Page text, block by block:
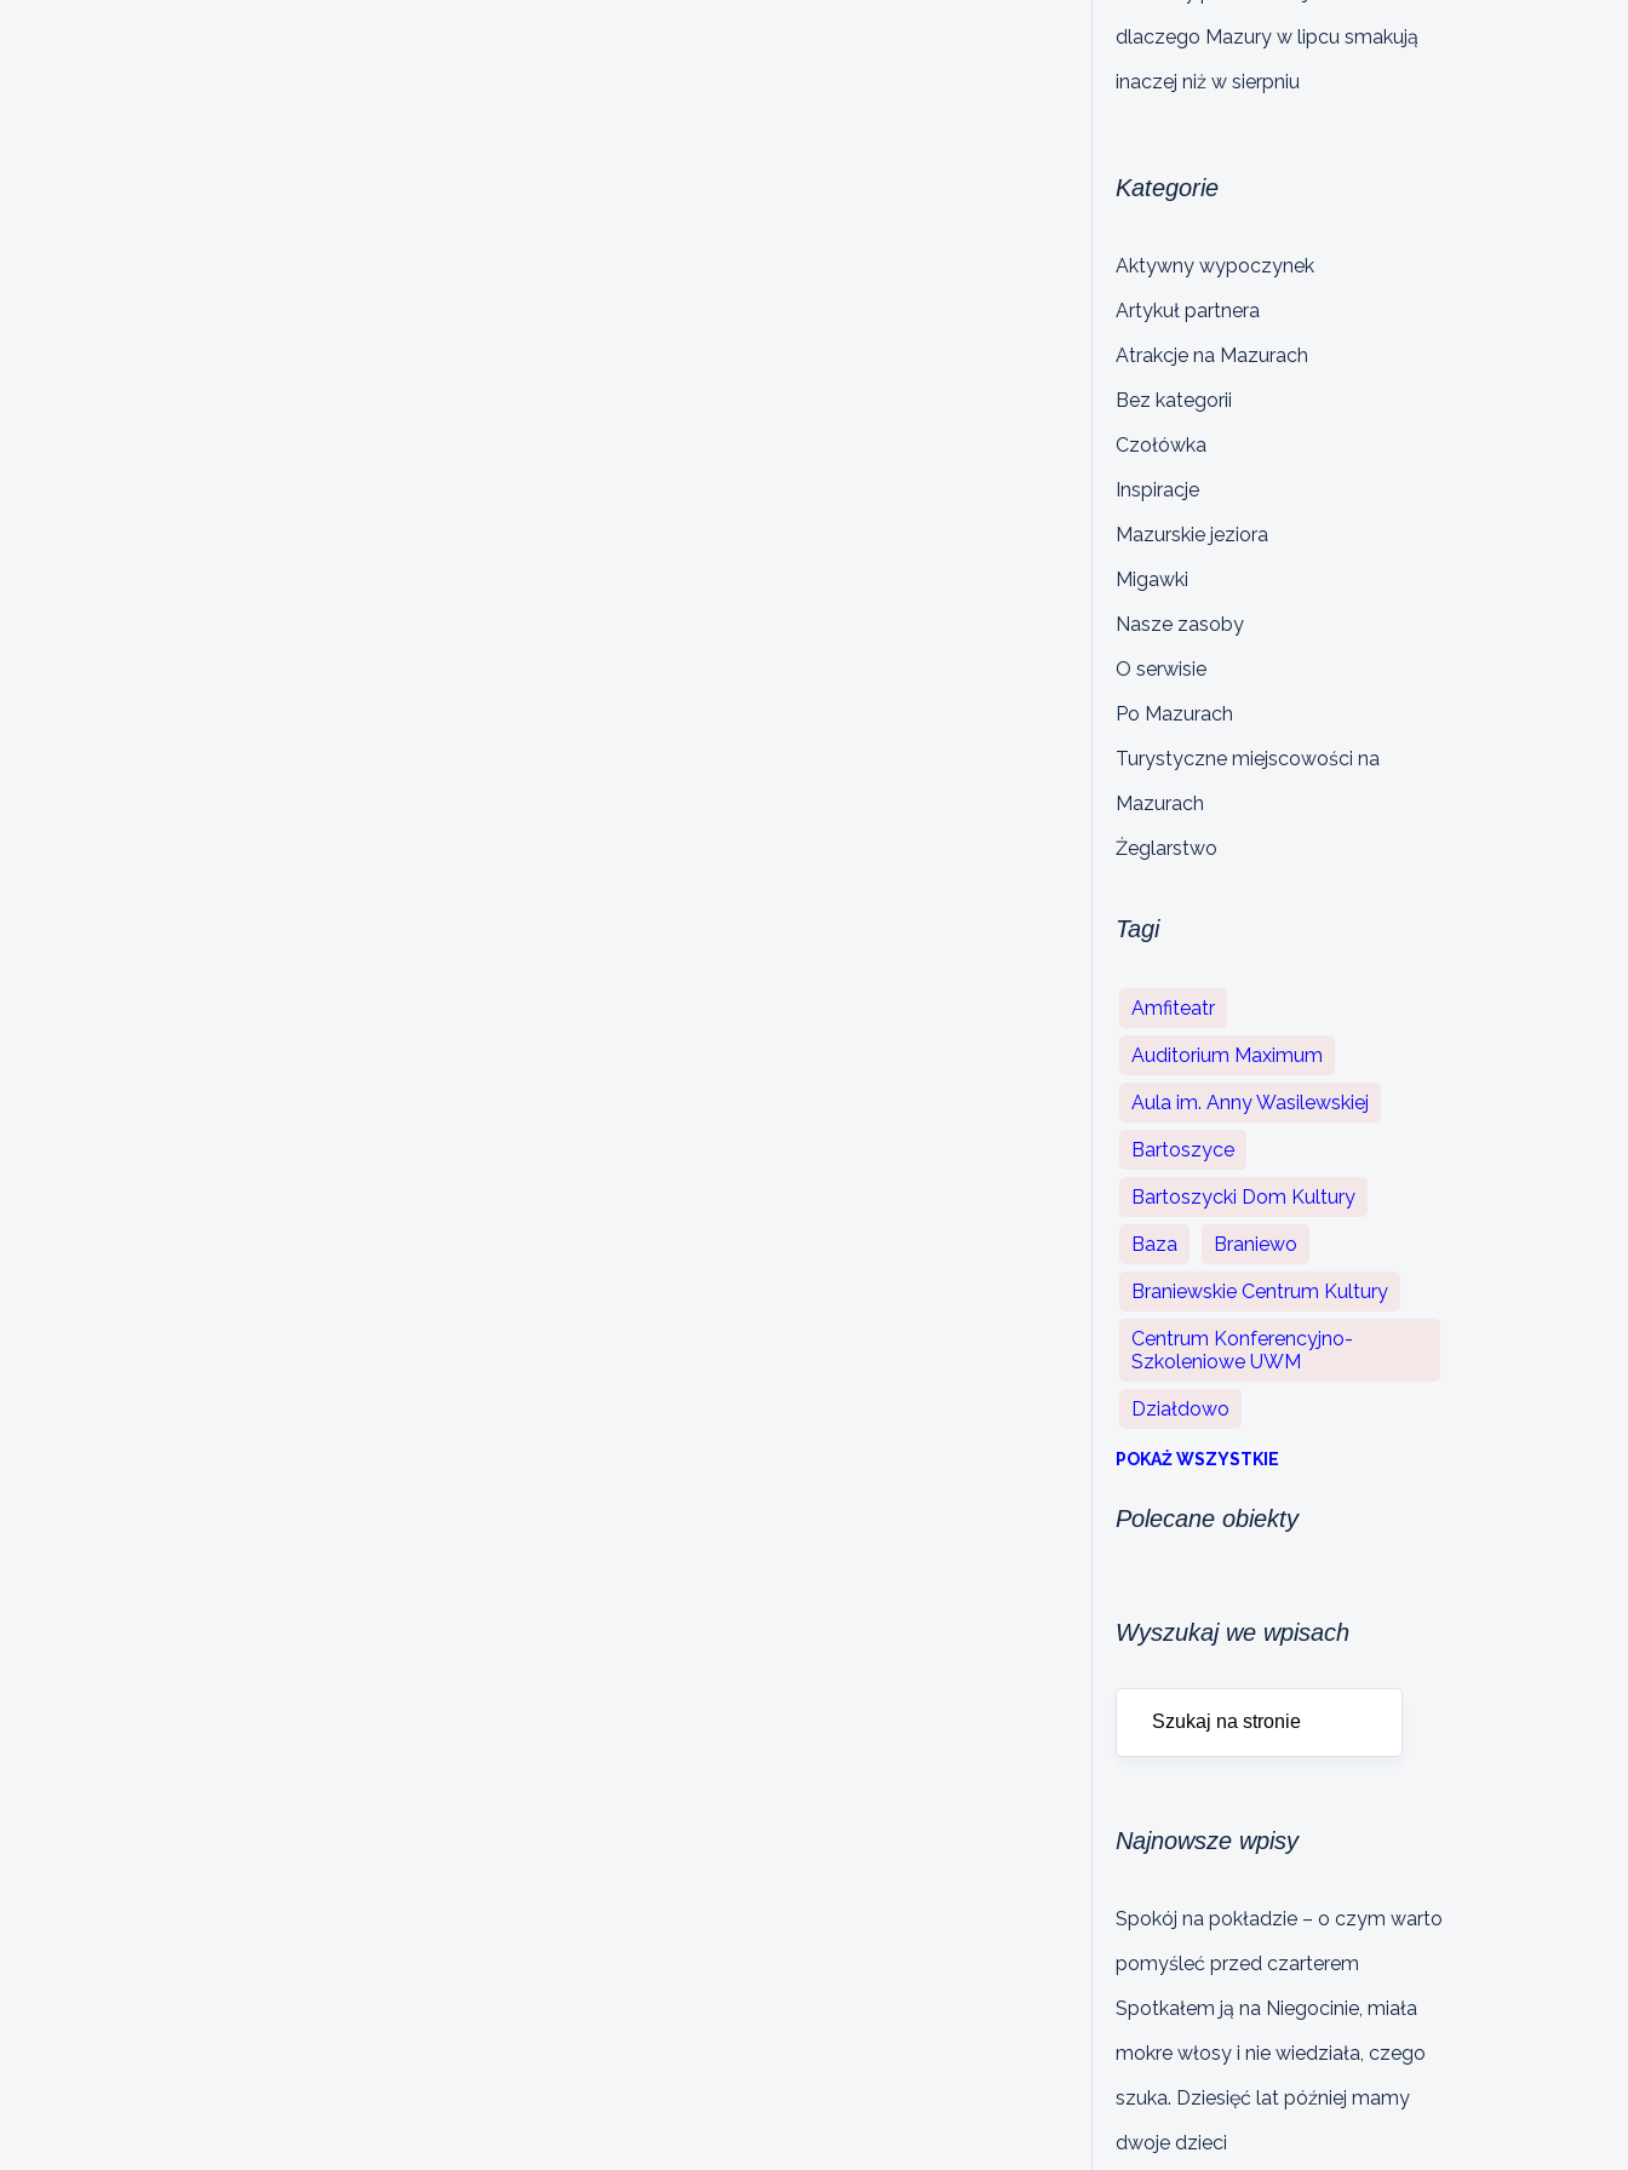
dlaczego Mazury w lipcu smakują
inaczej niż w sierpniu
Kategorie
Aktywny wypoczynek
Artykuł partnera
Atrakcje na Mazurach
Bez kategorii
Czołówka
Inspiracje
Mazurskie jeziora
Migawki
Nasze zasoby
O serwisie
Po Mazurach
Turystyczne miejscowości na
Mazurach
Żeglarstwo
Tagi
Amfiteatr
Auditorium Maximum
Aula im. Anny Wasilewskiej
Bartoszyce
Bartoszycki Dom Kultury
Baza Braniewo
Braniewskie Centrum Kultury
Centrum Konferencyjno-
Szkoleniowe UWM
Działdowo
POKAŻ WSZYSTKIE
Polecane obiekty
Wyszukaj we wpisach
Najnowsze wpisy
Spokój na pokładzie – o czym warto
pomyśleć przed czarterem
Spotkałem ją na Niegocinie, miała
mokre włosy i nie wiedziała, czego
szuka. Dziesięć lat później mamy
dwoje dzieci